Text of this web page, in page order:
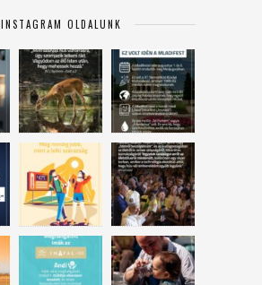
INSTAGRAM OLDALUNK